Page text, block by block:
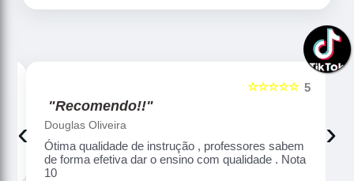
5
☆☆☆☆☆
"Recomendo!!"
Douglas Oliveira
Ótima qualidade de instrução , professores sabem
de forma efetiva dar o ensino com qualidade . Nota
10
‹ ›